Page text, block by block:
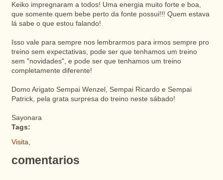
Keiko impregnaram a todos! Uma energia muito forte e boa,
que somente quem bebe perto da fonte possui!!! Quem estava
lá sabe o que estou falando!
Isso vale para sempre nos lembrarmos para irmos sempre pro
treino sem expectativas, pode ser que tenhamos um treino
sem "novidades", e pode ser que tenhamos um treino
completamente diferente!
Domo Arigato Sempai Wenzel, Sempai Ricardo e Sempai
Patrick, pela grata surpresa do treino neste sábado!
Sayonara
Tags:
Visita
comentarios